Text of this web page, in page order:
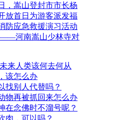
，嵩山登封市市长杨
放首日为游客派发福
防应急救援演习活动
——河南嵩山少林寺对
来人类该何去何从
该怎么办
找别人代替吗？
物再被抓回来怎么办
在念佛时不溜号呢？
肉，可以吗？